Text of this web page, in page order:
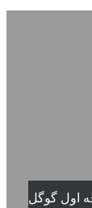
اول گوگل